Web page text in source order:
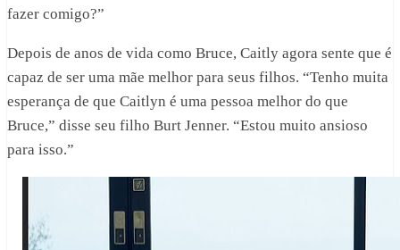
fazer comigo?”
Depois de anos de vida como Bruce, Caitly agora sente que é
capaz de ser uma mãe melhor para seus filhos. “Tenho muita
esperança de que Caitlyn é uma pessoa melhor do que
Bruce,” disse seu filho Burt Jenner. “Estou muito ansioso
para isso.”